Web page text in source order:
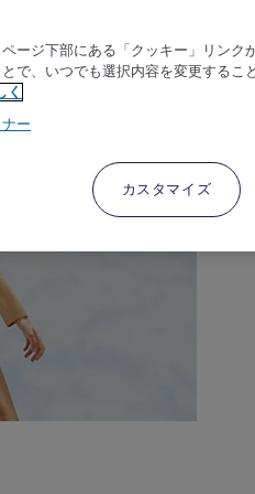
ージ下部にある「クッキー」リンク
で、いつでも選択内容を変更するこ
く
ー
カスタマイズ